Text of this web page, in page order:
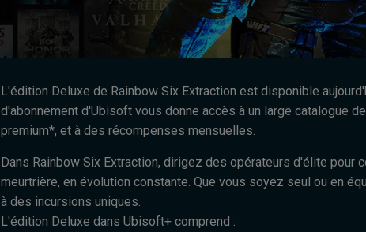
L'édition Deluxe de Rainbow Six Extraction est disponible
d'abonnement d'Ubisoft vous donne accès à un large catalogue
premium*, et à des récompenses mensuelles.
Dans Rainbow Six Extraction, dirigez des opérateurs d'élite pour
meurtrière, en évolution constante. Que vous soyez seul ou en
à des incursions uniques.
L'édition Deluxe dans Ubisoft+ comprend :